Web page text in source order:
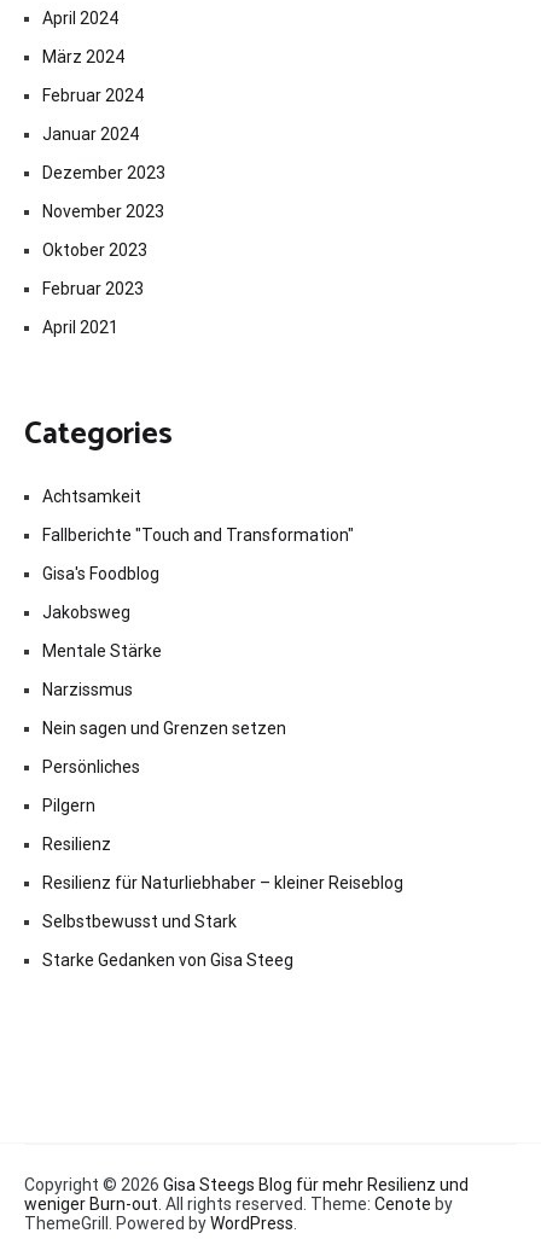
April 2024
März 2024
Februar 2024
Januar 2024
Dezember 2023
November 2023
Oktober 2023
Februar 2023
April 2021
Categories
Achtsamkeit
Fallberichte "Touch and Transformation"
Gisa's Foodblog
Jakobsweg
Mentale Stärke
Narzissmus
Nein sagen und Grenzen setzen
Persönliches
Pilgern
Resilienz
Resilienz für Naturliebhaber – kleiner Reiseblog
Selbstbewusst und Stark
Starke Gedanken von Gisa Steeg
Copyright © 2026 Gisa Steegs Blog für mehr Resilienz und
weniger Burn-out . All rights reserved. Theme: Cenote by
ThemeGrill. Powered byWordPress